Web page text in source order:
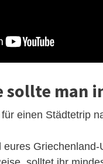
sollte man
einen Städtetrip
eures